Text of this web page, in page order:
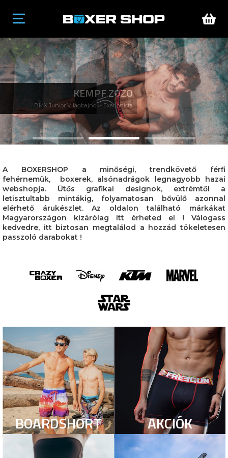
KEMPF ZOZO
BMX Junior Világbajnok- Exatlonista
A BOXERSHOP a minőségi, trendkövető férfi
fehérnemük, boxerek, alsónadrágok legnagyobb hazai
webshopja. Ütős grafikai designok, extrémtől a
letisztultabb mintákig, folyamatosan bővülő azonnal
elérhető árukészlet. Az oldalon található márkákat
Magyarországon kizárólag itt érheted el ! Válogass
kedvedre, itt biztosan megtalálod a hozzád tökeletesen
passzoló darabokat !
BOARDSHORT AKCIÓK